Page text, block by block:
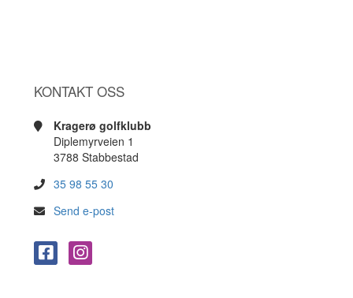
KONTAKT OSS
Kragerø golfklubb
Diplemyrveien 1
3788 Stabbestad
35 98 55 30
Send e-post